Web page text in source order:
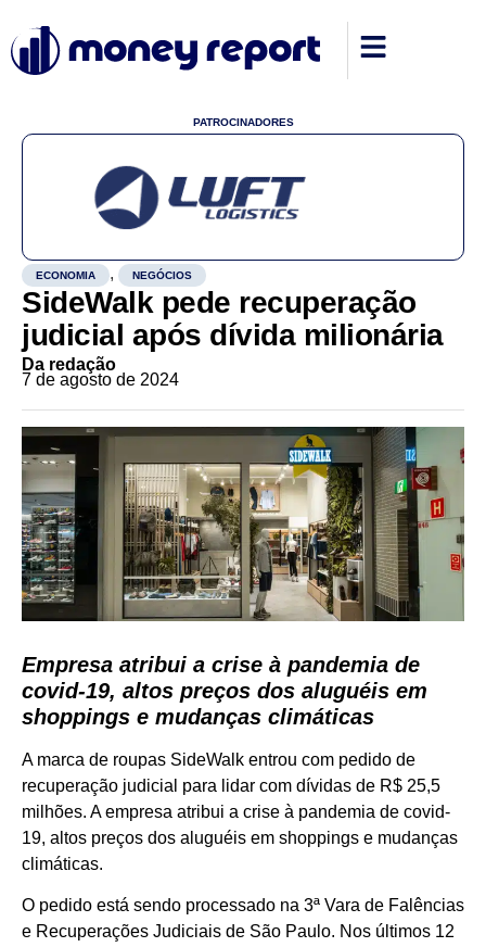
PATROCINADORES
ECONOMIA , NEGÓCIOS
SideWalk pede recuperação
judicial após dívida milionária
Da redação
7 de agosto de 2024
Empresa atribui a crise à pandemia de
covid-19, altos preços dos aluguéis em
shoppings e mudanças climáticas
A marca de roupas SideWalk entrou com pedido de
recuperação judicial para lidar com dívidas de R$ 25,5
milhões. A empresa atribui a crise à pandemia de covid-
19, altos preços dos aluguéis em shoppings e mudanças
climáticas.
O pedido está sendo processado na 3ª Vara de Falências
e Recuperações Judiciais de São Paulo. Nos últimos 12